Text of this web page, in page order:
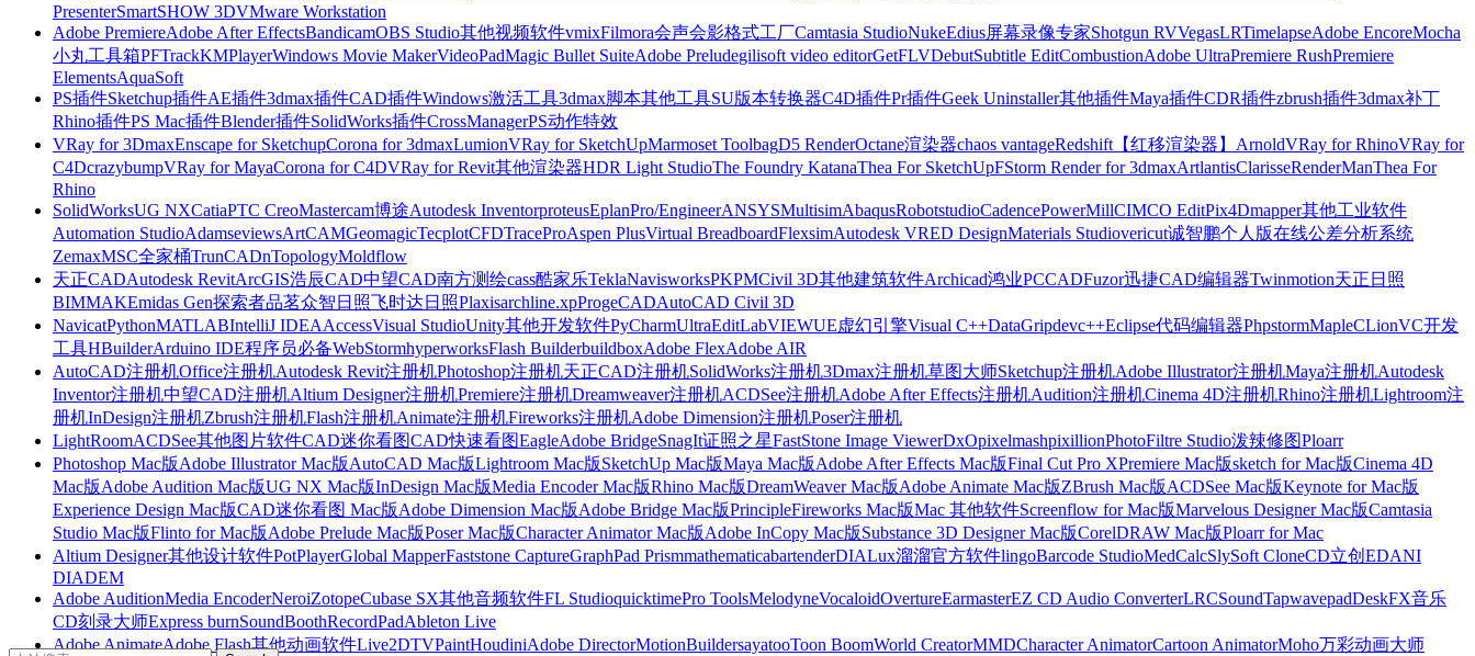
PresenterSmartSHOW 3DVMware Workstation
Adobe PremiereAdobe After EffectsBandicamOBS Studio其他视频软件vmixFilmora会声会影格式工厂Camtasia StudioNukeEdius屏幕录像专家Shotgun RVVegasLRTimelapseAdobe EncoreMocha
小丸工具箱PFTrackKMPlayerWindows Movie MakerVideoPadMagic Bullet SuiteAdobe Preludegilisoft video editorGetFLVDebutSubtitle EditCombustionAdobe UltraPremiere RushPremiere
ElementsAquaSoft
PS插件Sketchup插件AE插件3dmax插件CAD插件Windows激活工具3dmax脚本其他工具SU版本转换器C4D插件Pr插件Geek Uninstaller其他插件Maya插件CDR插件zbrush插件3dmax补丁
Rhino插件PS Mac插件Blender插件SolidWorks插件CrossManagerPS动作特效
VRay for 3DmaxEnscape for SketchupCorona for 3dmaxLumionVRay for SketchUpMarmoset ToolbagD5 RenderOctane渲染器chaos vantageRedshift【红移渲染器】 ArnoldVRay for RhinoVRay for
C4DcrazybumpVRay for MayaCorona for C4DVRay for Revit其他渲染器HDR Light StudioThe Foundry KatanaThea For SketchUpFStorm Render for 3dmaxArtlantisClarisseRenderManThea For
Rhino
SolidWorksUG NXCatiaPTC CreoMastercam博途Autodesk InventorproteusEplanPro/EngineerANSYSMultisimAbaqusRobotstudioCadencePowerMillCIMCO EditPix4Dmapper其他工业软件
Automation StudioAdamseviewsArtCAMGeomagicTecplotCFDTraceProAspen PlusVirtual BreadboardFlexsimAutodesk VRED DesignMaterials Studiovericut诚智鹏个人版在线公差分析系统
ZemaxMSC全家桶TrunCADnTopologyMoldflow
天正CADAutodesk RevitArcGIS浩辰CAD中望CAD南方测绘cass酷家乐TeklaNavisworksPKPMCivil 3D其他建筑软件Archicad鸿业PCCADFuzor迅捷CAD编辑器Twinmotion天正日照
BIMMAKEmidas Gen探索者品茗众智日照飞时达日照Plaxisarchline.xpProgeCADAutoCAD Civil 3D
NavicatPythonMATLABIntelliJ IDEAAccessVisual StudioUnity其他开发软件PyCharmUltraEditLabVIEWUE虚幻引擎Visual C++DataGripdevc++Eclipse代码编辑器PhpstormMapleCLionVC开发
工具HBuilderArduino IDE程序员必备WebStormhyperworksFlash BuilderbuildboxAdobe FlexAdobe AIR
AutoCAD注册机Office注册机Autodesk Revit注册机Photoshop注册机天正CAD注册机SolidWorks注册机3Dmax注册机草图大师Sketchup注册机Adobe Illustrator注册机Maya注册机Autodesk
Inventor注册机中望CAD注册机Altium Designer注册机Premiere注册机Dreamweaver注册机ACDSee注册机Adobe After Effects注册机Audition注册机Cinema 4D注册机Rhino注册机Lightroom注
册机InDesign注册机Zbrush注册机Flash注册机Animate注册机Fireworks注册机Adobe Dimension注册机Poser注册机
LightRoomACDSee其他图片软件CAD迷你看图CAD快速看图EagleAdobe BridgeSnagIt证照之星FastStone Image ViewerDxOpixelmashpixillionPhotoFiltre Studio泼辣修图Ploarr
Photoshop Mac版Adobe Illustrator Mac版AutoCAD Mac版Lightroom Mac版SketchUp Mac版Maya Mac版Adobe After Effects Mac版Final Cut Pro XPremiere Mac版sketch for Mac版Cinema 4D
Mac版Adobe Audition Mac版UG NX Mac版InDesign Mac版Media Encoder Mac版Rhino Mac版DreamWeaver Mac版Adobe Animate Mac版ZBrush Mac版ACDSee Mac版Keynote for Mac版
Experience Design Mac版CAD迷你看图 Mac版Adobe Dimension Mac版Adobe Bridge Mac版PrincipleFireworks Mac版Mac 其他软件Screenflow for Mac版Marvelous Designer Mac版Camtasia
Studio Mac版Flinto for Mac版Adobe Prelude Mac版Poser Mac版Character Animator Mac版Adobe InCopy Mac版Substance 3D Designer Mac版CorelDRAW Mac版Ploarr for Mac
Altium Designer其他设计软件PotPlayerGlobal MapperFaststone CaptureGraphPad PrismmathematicabartenderDIALux溜溜官方软件lingoBarcode StudioMedCalcSlySoft CloneCD立创EDANI
DIADEM
Adobe AuditionMedia EncoderNeroiZotopeCubase SX其他音频软件FL StudioquicktimePro ToolsMelodyneVocaloidOvertureEarmasterEZ CD Audio ConverterLRCSoundTapwavepadDeskFX音乐
CD刻录大师Express burnSoundBoothRecordPadAbleton Live
Adobe AnimateAdobe Flash其他动画软件Live2DTVPaintHoudiniAdobe DirectorMotionBuildersayatooToon BoomWorld CreatorMMDCharacter AnimatorCartoon AnimatorMoho万彩动画大师